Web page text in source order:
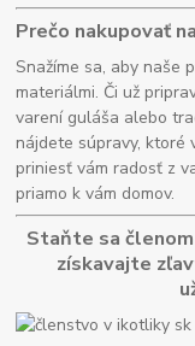
Prečo nakupovať
Snažíme sa, aby naše
materiálmi. Či už
varení guláša alebo
nájdete súpravy, ktoré
priniesť vám radosť z
priamo k vám domov.
Staňte sa
získavajte